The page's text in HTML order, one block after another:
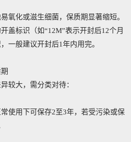
氧化或滋生细菌，保质期显著缩短。
盖标识（如“‌12M”表示开封后12个月
一般建议开封后1年内用完。‌‌
较大，需分类对待：
使用下可保存2至3年，若受污染或保